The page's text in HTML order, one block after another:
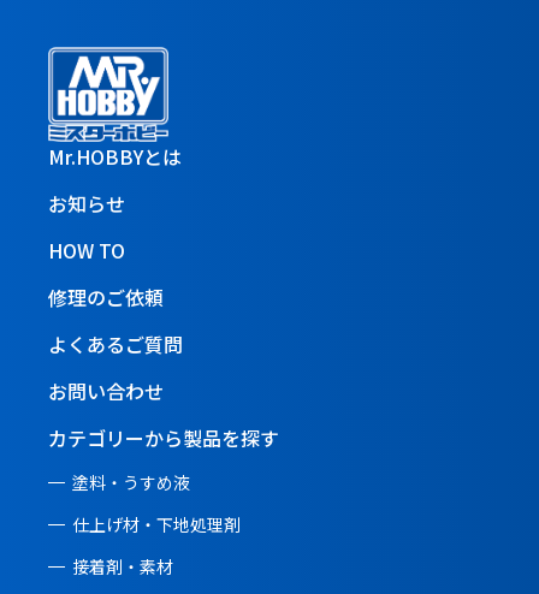
Mr.HOBBYとは
お知らせ
HOW TO
修理のご依頼
よくあるご質問
お問い合わせ
カテゴリーから製品を探す
塗料・うすめ液
仕上げ材・下地処理剤
接着剤・素材